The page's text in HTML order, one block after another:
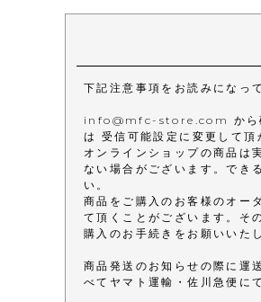
下記注意事項をお読みになっ
info@mfc-store.com から確
は 受信可能設定に変更して頂
オンラインショップの商品は
ない場合がございます。でき
い。
商品をご購入のお客様のオー
て頂くことがございます。そ
購入のお手続きをお願いいた
商品発送のお知らせの際に運
べてヤマト運輸・佐川急便に